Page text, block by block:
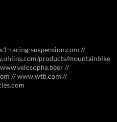
racing-suspension.com //
products/mountainbike
//
// www.wtb.com //